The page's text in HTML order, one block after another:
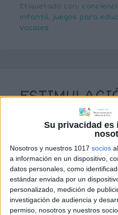
Su privacidad es
Nosotros y nuestros 1017 socios
a información en un dispositivo,
datos personales, como
estándar enviada por un
personalizado, medición de
investigación de audiencia y
permiso, nosotros y nuestros
Etiquetado con:
infantil, juegos para
vocales
TEMPRANA
MOTRICES
20 marzo, 2022byMª
un comentario